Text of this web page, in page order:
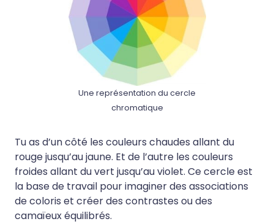
Une représentation du cercle
chromatique
Tu as d’un côté les couleurs chaudes allant du
rouge jusqu’au jaune. Et de l’autre les couleurs
froides allant du vert jusqu’au violet. Ce cercle est
la base de travail pour imaginer des associations
de coloris et créer des contrastes ou des
camaïeux équilibrés.